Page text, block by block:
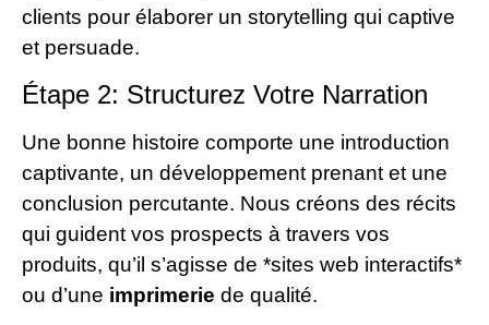
clients pour élaborer un storytelling qui captive
et persuade.
Étape 2: Structurez Votre Narration
Une bonne histoire comporte une introduction
captivante, un développement prenant et une
conclusion percutante. Nous créons des récits
qui guident vos prospects à travers vos
produits, qu’il s’agisse de *sites web interactifs*
ou d’une imprimerie de qualité.